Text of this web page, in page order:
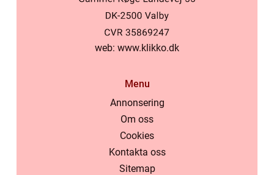
web: www.klikko.dk
Menu
Annonsering
Om oss
Cookies
Kontakta oss
Sitemap